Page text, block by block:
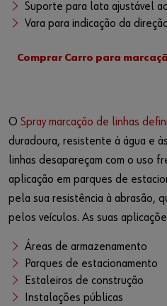
Suporte para lata ajustável
Vara para indicação da
Comprar Carro para
O Spray marcação de linhas
duradoura, resistente à água e
linhas desapareçam com o uso
aplicação em parques de
pela sua resistência à abrasão,
pelos veículos. As suas
Áreas de armazenamento
Parques de estacionamento
Estaleiros de construção
Instalações públicas